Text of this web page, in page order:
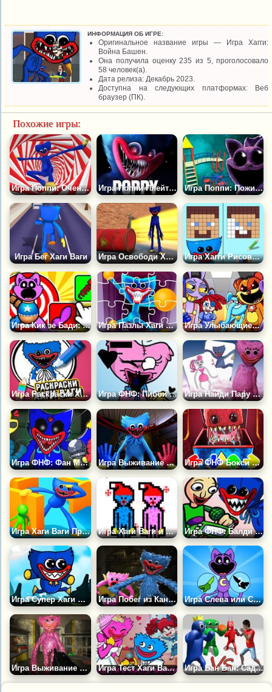
ИНФОРМАЦИЯ ОБ ИГРЕ:
Оригинальное название игры — Игра Хагги:
Война Башен.
Она получила оценку 235 из 5, проголосовало
58 человек(а).
Дата релиза: Декабрь 2023.
Доступна на следующих платформах: Веб
браузер (ПК).
Похожие игры:
Игра Поппи: Очень Вкусный Обби Игра Поппи Плейтайм: Побег от Хаги Ваги Игра Поппи: Пожиратель Мод
Игра Бег Хаги Ваги Игра Освободи Хаги Ваги Игра Хагги Рисование Челлендж
Игра Кик зе Бади: Поппи Плейтам Игра Пазлы Хаги Ваги Игра Улыбающиеся Твари Против Цифрового Цирка
Игра Раскраски Хаги Ваги Игра ФНФ: Пибби Киси Миси Игра Найди Пару с Хаги Ваги
Игра ФНФ: Фан Мод Хаги Ваги Игра Выживание с Хаги Ваги Игра ФНФ Бокси Бу: Проект Плейтайм
Игра Хаги Ваги Прятки Игра Хаги Ваги и Киси Миси Игра ФНФ: Балди против Хаги Ваги
Игра Супер Хаги Брос Игра Побег из Канализации Хаги Ваги Игра Слева или Справа! Создай Игрушку Кэтнэпа
Игра Выживание в Поппи Плейтайм: Хаги Ваги Игра Тест Хаги Ваги и Киси Миси Игра Бан Бан: Сад Радужных Монстров